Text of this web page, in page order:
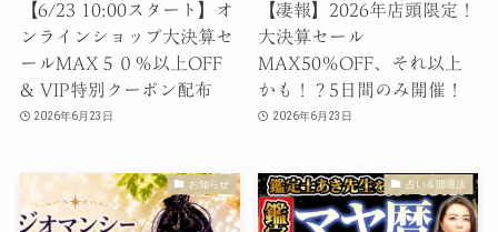
【6/23 10:00スタート】オ
ンラインショップ大決算セ
ールMAX５０％以上OFF
& VIP特別クーポン配布
2026年6月23日
【凄報】2026年店頭限定！
大決算セール
MAX50％OFF、それ以上
かも！？5日間のみ開催！
2026年6月23日
お知らせ 占い＆開運法